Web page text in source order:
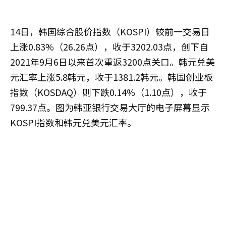
14日，韩国综合股价指数（KOSPI）较前一交易日
上涨0.83%（26.26点），收于3202.03点，创下自
2021年9月6日以来首次重返3200点关口。韩元兑美
元汇率上涨5.8韩元，收于1381.2韩元。韩国创业板
指数（KOSDAQ）则下跌0.14%（1.10点），收于
799.37点。图为韩亚银行交易大厅的电子屏幕显示
KOSPI指数和韩元兑美元汇率。